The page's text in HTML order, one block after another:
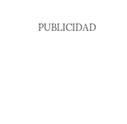
PUBLICIDAD